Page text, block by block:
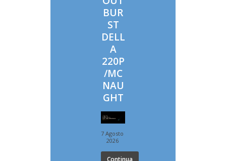
BUR
ST
DELL
A
220P
/MC
NAU
GHT
7 Agosto
2026
Continua